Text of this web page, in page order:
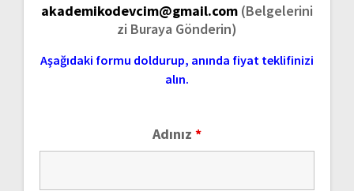
akademikodevcim@gmail.com (Belgelerini
zi Buraya Gönderin)
Aşağıdaki formu doldurup, anında fiyat teklifinizi
alın.
Adınız *